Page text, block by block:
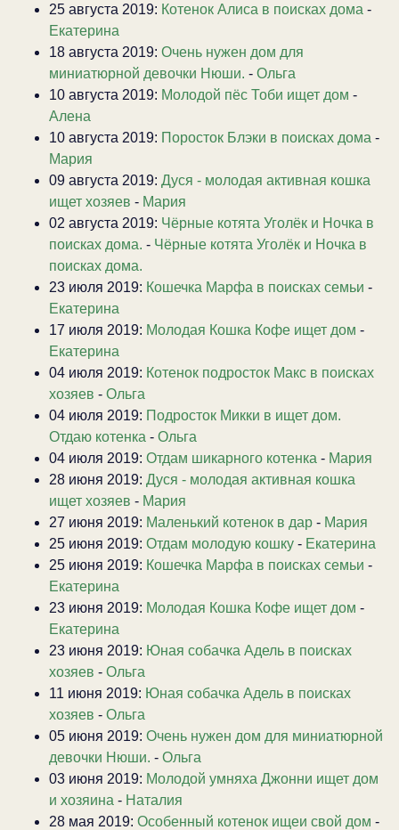
25 августа 2019: Котенок Алиса в поисках дома -
Екатерина
18 августа 2019: Очень нужен дом для
миниатюрной девочки Нюши. - Ольга
10 августа 2019: Молодой пёс Тоби ищет дом -
Алена
10 августа 2019: Поросток Блэки в поисках дома -
Мария
09 августа 2019: Дуся - молодая активная кошка
ищет хозяев - Мария
02 августа 2019: Чёрные котята Уголёк и Ночка в
поисках дома. - Чёрные котята Уголёк и Ночка в
поисках дома.
23 июля 2019: Кошечка Марфа в поисках семьи -
Екатерина
17 июля 2019: Молодая Кошка Кофе ищет дом -
Екатерина
04 июля 2019: Котенок подросток Макс в поисках
хозяев - Ольга
04 июля 2019: Подросток Микки в ищет дом.
Отдаю котенка - Ольга
04 июля 2019: Отдам шикарного котенка - Мария
28 июня 2019: Дуся - молодая активная кошка
ищет хозяев - Мария
27 июня 2019: Маленький котенок в дар - Мария
25 июня 2019: Отдам молодую кошку - Екатерина
25 июня 2019: Кошечка Марфа в поисках семьи -
Екатерина
23 июня 2019: Молодая Кошка Кофе ищет дом -
Екатерина
23 июня 2019: Юная собачка Адель в поисках
хозяев - Ольга
11 июня 2019: Юная собачка Адель в поисках
хозяев - Ольга
05 июня 2019: Очень нужен дом для миниатюрной
девочки Нюши. - Ольга
03 июня 2019: Молодой умняха Джонни ищет дом
и хозяина - Наталия
28 мая 2019: Особенный котенок ищеи свой дом -